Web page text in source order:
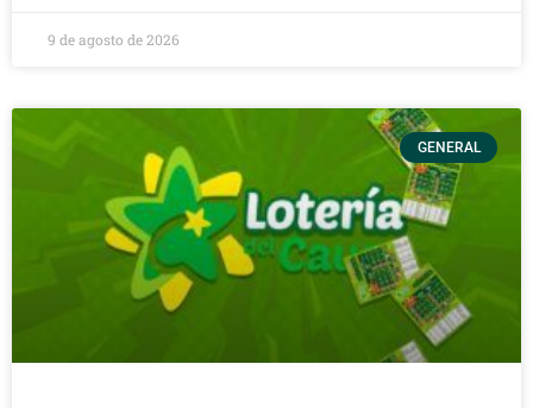
9 de agosto de 2026
GENERAL